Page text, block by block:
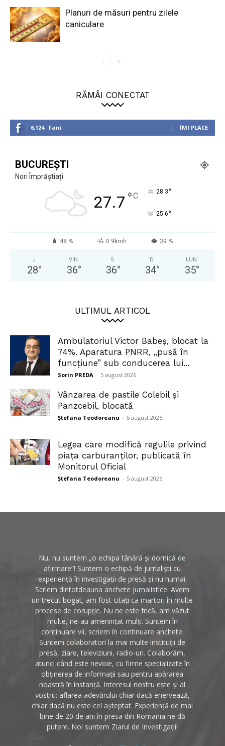
Planuri de măsuri pentru zilele
caniculare
RĂMÂI CONECTAT
6,124 Fani ÎMI PLACE
BUCUREȘTI
Nori Împrăștiați
27.7 °C 28.3°
25.6°
48 % 0.9kmh 39 %
J
28°
VIN
36°
S
36°
D
34°
LUN
35°
ULTIMUL ARTICOL
Ambulatoriul Victor Babeș, blocat la
74%. Aparatura PNRR, „pusă în
funcțiune” sub conducerea lui...
Sorin PREDA - 5 august 2026
Vânzarea de pastile Colebil și
Panzcebil, blocată
Ștefana Teodoreanu - 5 august 2026
Legea care modifică regulile privind
piața carburanților, publicată în
Monitorul Oficial
Ștefana Teodoreanu - 5 august 2026
Nu, nu suntem „o echipa tânără și dornică de
afirmare”! Suntem o echipă de jurnaliști cu
experiență în investigații de presă și nu numai.
Scriem dintotdeauna anchete jurnalistice. Avem
un trecut bogat, am fost citați ca martori în multe
procese de corupție. Nu ne este frică, am văzut
multe, ne-au amenințat mulți. Suntem în
continuare vii, scriem în continuare anchete.
Suntem colaboratori la mai multe instituții de
presă, ziare, televiziuni, radio-uri. Colaborăm,
atunci când este nevoie, cu firme specializate în
obținerea de informații sau pentru apărarea
noastră în instanță. Interesul nostru este și al
vostru: aflarea adevărului chiar dacă enervează,
chiar dacă nu este cel așteptat. Experiență de mai
bine de 20 de ani în presa din Romania ne dă
putere. Noi suntem Ziarul de Investigații!